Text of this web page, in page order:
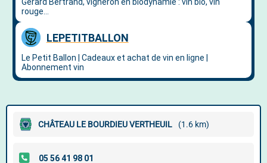
CHÂTEAU LE BOURDIEU VERTHEUIL (1.6 km)